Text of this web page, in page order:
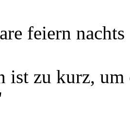
feiern
ist zu kurz,